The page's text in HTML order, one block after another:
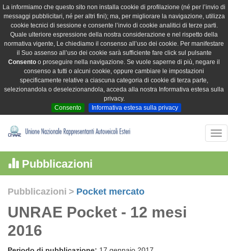
La informiamo che questo sito non installa cookie di profilazione (né per l’invio di
messaggi pubblicitari, né per altri fini); ma, per migliorare la navigazione, utilizza
cookie tecnici di sessione e consente l’invio di cookie analitici di terze parti.
Quale ulteriore espressione della nostra considerazione e nel rispetto della
normativa vigente, Le chiediamo il consenso all’uso dei cookie. Per manifestare
il Suo assenso all’uso dei cookie sarà sufficiente fare click sul pulsante
Consento o proseguire nella navigazione. Se vuole saperne di più, negare il
consenso a tutti o alcuni cookie, oppure cambiare le impostazioni
specificamente relative a ciascuna categoria di cookie di terza parte,
selezionandola o deselezionandola, acceda alla nostra Informativa estesa sulla
privacy.
Consento
Informativa estesa sulla privacy
Pubblicazioni
Pubblicazioni > Pocket mercato
UNRAE Pocket - 12 mesi
2016